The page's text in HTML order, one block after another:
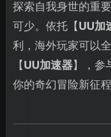
探索自我身世的重
可少。依托【UU加
利，海外玩家可以
【UU加速器】，参
你的奇幻冒险新征程